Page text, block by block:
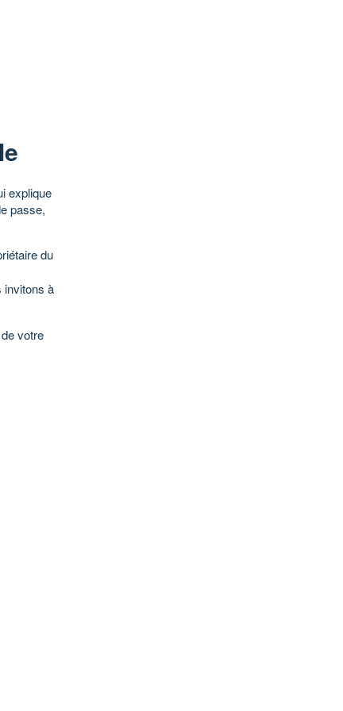
explique
passe,
du
invitons à
votre